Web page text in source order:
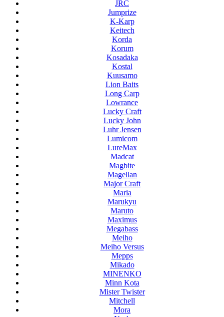
JRC
Jumprize
K-Karp
Keitech
Korda
Korum
Kosadaka
Kostal
Kuusamo
Lion Baits
Long Carp
Lowrance
Lucky Craft
Lucky John
Luhr Jensen
Lumicom
LureMax
Madcat
Magbite
Magellan
Major Craft
Maria
Marukyu
Maruto
Maximus
Megabass
Meiho
Meiho Versus
Mepps
Mikado
MINENKO
Minn Kota
Mister Twister
Mitchell
Mora